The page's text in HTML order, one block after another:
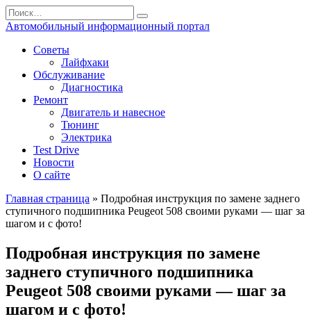
Перейти
к
Search
for:
Автомобильный информационный портал
Советы
Лайфхаки
Обслуживание
Диагностика
Ремонт
Двигатель и навесное
Тюнинг
Электрика
Test Drive
Новости
О сайте
Главная страница » Подробная инструкция по замене заднего
ступичного подшипника Peugeot 508 своими руками — шаг за
шагом и с фото!
Подробная инструкция по замене
заднего ступичного подшипника
Peugeot 508 своими руками — шаг за
шагом и с фото!